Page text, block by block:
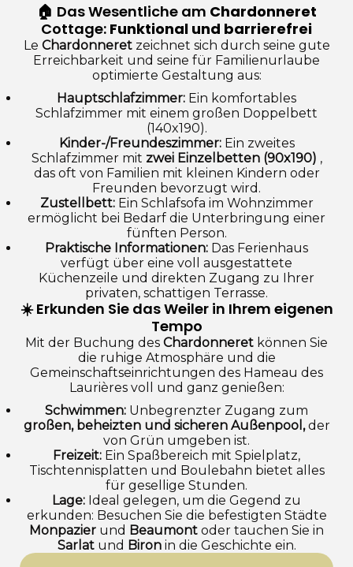
🏠 Das Wesentliche am Chardonneret
Cottage: Funktional und barrierefrei
Le Chardonneretzeichnet sich durch seine gute
Erreichbarkeit und seine für Familienurlaube
optimierte Gestaltung aus:
Hauptschlafzimmer: Ein komfortables
Schlafzimmer mit einem großen Doppelbett
(140x190).
Kinder-/Freundeszimmer:Ein zweites
Schlafzimmer mit zwei Einzelbetten (90x190) ,
das oft von Familien mit kleinen Kindern oder
Freunden bevorzugt wird.
Zustellbett:Ein Schlafsofa im Wohnzimmer
ermöglicht bei Bedarf die Unterbringung einer
fünften Person.
Praktische Informationen: Das Ferienhaus
verfügt über eine voll ausgestattete
Küchenzeile und direkten Zugang zu Ihrer
privaten, schattigen Terrasse.
☀️ Erkunden Sie das Weiler in Ihrem eigenen
Tempo
Mit der Buchung des Chardonneret können Sie
die ruhige Atmosphäre und die
Gemeinschaftseinrichtungen des Hameau des
Laurières voll und ganz genießen:
Schwimmen: Unbegrenzter Zugang zum
großen, beheizten und sicheren Außenpool,der
von Grün umgeben ist.
Freizeit: Ein Spaßbereich mit Spielplatz,
Tischtennisplatten und Boulebahn bietet alles
für gesellige Stunden.
Lage: Ideal gelegen, um die Gegend zu
erkunden: Besuchen Sie die befestigten Städte
Monpazier und Beaumont oder tauchen Sie in
Sarlatund Bironin die Geschichte ein.